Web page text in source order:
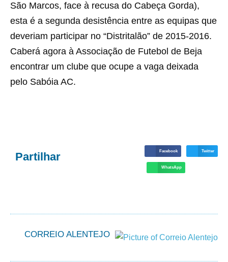
São Marcos, face à recusa do Cabeça Gorda),
esta é a segunda desistência entre as equipas que
deveriam participar no “Distritalão” de 2015-2016.
Caberá agora à Associação de Futebol de Beja
encontrar um clube que ocupe a vaga deixada
pelo Sabóia AC.
Partilhar Facebook Twitter
WhatsApp
CORREIO ALENTEJO